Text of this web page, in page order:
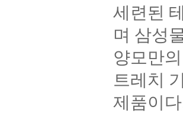
세련된
며 삼성
양모만
트레치
제품이